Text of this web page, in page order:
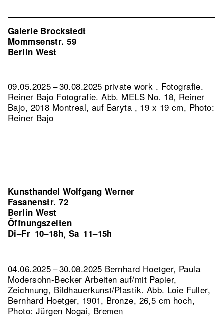
Galerie Brockstedt
Mommsenstr. 59
Berlin West
09.05.2025 – 30.08.2025 private work . Fotografie.
Reiner Bajo Fotografie.Abb. MELS No. 18, Reiner
Bajo, 2018 Montreal, auf Baryta , 19 x 19 cm, Photo:
Reiner Bajo
Kunsthandel Wolfgang Werner
Fasanenstr. 72
Berlin West
Öffnungszeiten
Di–Fr 10–18h, Sa 11–15h
04.06.2025 – 30.08.2025 Bernhard Hoetger, Paula
Modersohn-Becker Arbeiten auf/mit Papier,
Zeichnung, Bildhauerkunst/Plastik. Abb. Loie Fuller,
Bernhard Hoetger, 1901, Bronze, 26,5 cm hoch,
Photo: Jürgen Nogai, Bremen